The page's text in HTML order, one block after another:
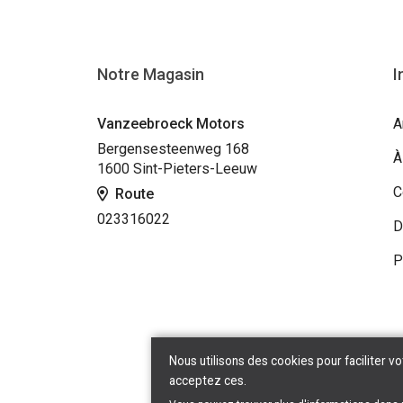
Notre Magasin
Vanzeebroeck Motors
Bergensesteenweg 168
1600 Sint-Pieters-Leeuw
Route
023316022
Nous utilisons des cookies pour faciliter
acceptez ces.